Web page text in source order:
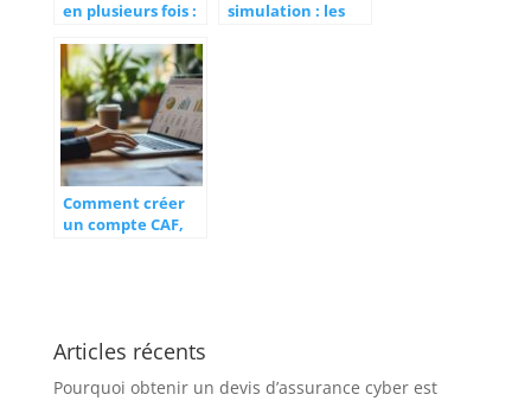
en plusieurs fois :
options
disponibles pour
des transactions
sécurisées
simulation : les
Comment créer
un compte CAF,
prestations
Articles récents
Pourquoi obtenir un devis d’assurance cyber est